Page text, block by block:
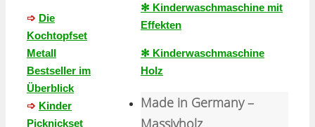
➩ Die
Kochtopfset
Metall
Bestseller im
Überblick
➩ Kinder
Picknickset
✻ Kinderwaschmaschine mit
Effekten
✻ Kinderwaschmaschine
Holz
Made in Germany –
Massivholz